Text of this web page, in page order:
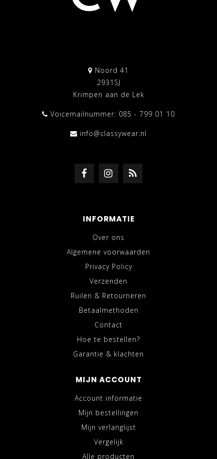
Noord 41
2931SJ
Krimpen aan de Lek
Voicemailnummer: 085 - 799 01 10
info@classywear.nl
INFORMATIE
Over ons
Algemene voorwaarden
Privacy Policy
Verzenden
Ruilen & Retourneren
Betaalmethoden
Contact
Hoe te bestellen?
Garantie & klachten
MIJN ACCOUNT
Account informatie
Mijn bestellingen
Mijn verlanglijst
Vergelijk
Alle producten